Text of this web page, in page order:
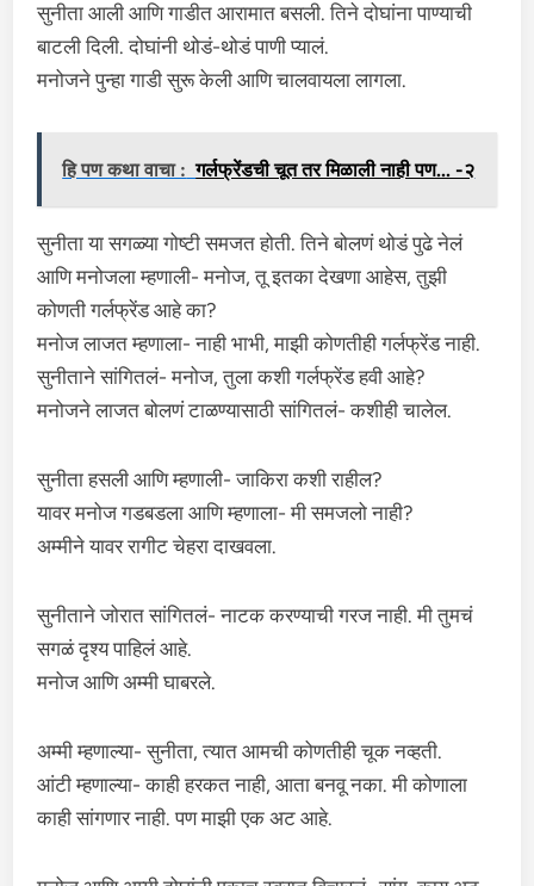
सुनीता आली आणि गाडीत आरामात बसली. तिने दोघांना पाण्याची
बाटली दिली. दोघांनी थोडं-थोडं पाणी प्यालं.
मनोजने पुन्हा गाडी सुरू केली आणि चालवायला लागला.
हि पण कथा वाचा : गर्लफ्रेंडची चूत तर मिळाली नाही पण... -२
सुनीता या सगळ्या गोष्टी समजत होती. तिने बोलणं थोडं पुढे नेलं
आणि मनोजला म्हणाली- मनोज, तू इतका देखणा आहेस, तुझी
कोणती गर्लफ्रेंड आहे का?
मनोज लाजत म्हणाला- नाही भाभी, माझी कोणतीही गर्लफ्रेंड नाही.
सुनीताने सांगितलं- मनोज, तुला कशी गर्लफ्रेंड हवी आहे?
मनोजने लाजत बोलणं टाळण्यासाठी सांगितलं- कशीही चालेल.
सुनीता हसली आणि म्हणाली- जाकिरा कशी राहील?
यावर मनोज गडबडला आणि म्हणाला- मी समजलो नाही?
अम्मीने यावर रागीट चेहरा दाखवला.
सुनीताने जोरात सांगितलं- नाटक करण्याची गरज नाही. मी तुमचं
सगळं दृश्य पाहिलं आहे.
मनोज आणि अम्मी घाबरले.
अम्मी म्हणाल्या- सुनीता, त्यात आमची कोणतीही चूक नव्हती.
आंटी म्हणाल्या- काही हरकत नाही, आता बनवू नका. मी कोणाला
काही सांगणार नाही. पण माझी एक अट आहे.